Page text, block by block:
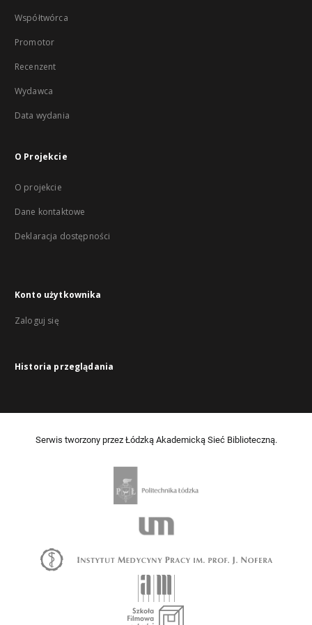
Współtwórca
Promotor
Recenzent
Wydawca
Data wydania
O Projekcie
O projekcie
Dane kontaktowe
Deklaracja dostępności
Konto użytkownika
Zaloguj się
Historia przeglądania
Serwis tworzony przez Łódzką Akademicką Sieć Biblioteczną.